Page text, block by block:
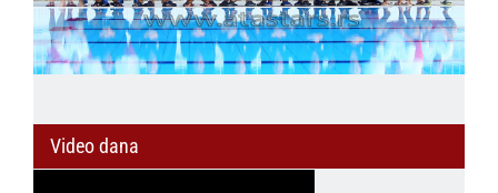
Video dana